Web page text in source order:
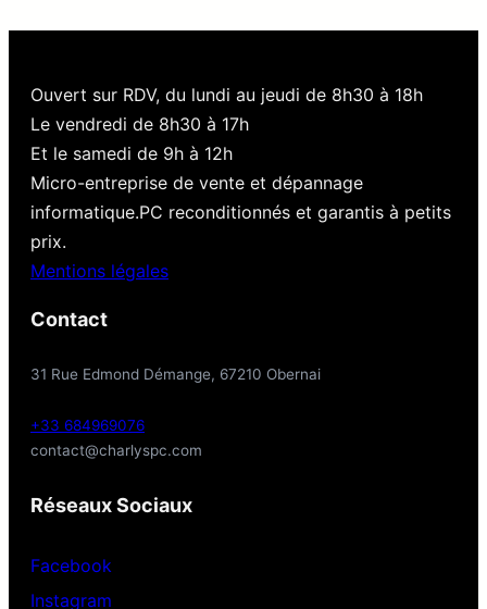
Ouvert sur RDV, du lundi au jeudi de 8h30 à 18h
Le vendredi de 8h30 à 17h
Et le samedi de 9h à 12h
Micro-entreprise de vente et dépannage
informatique.PC reconditionnés et garantis à petits
prix.
Mentions légales
Contact
31 Rue Edmond Démange, 67210 Obernai
+33 684969076
contact@charlyspc.com
Réseaux Sociaux
Facebook
Instagram